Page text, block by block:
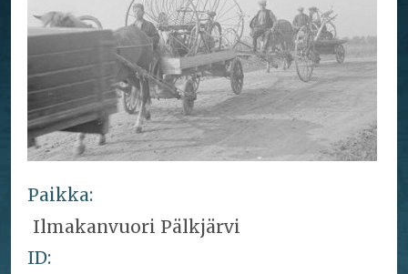
Paikka:
Ilmakanvuori Pälkjärvi
ID: